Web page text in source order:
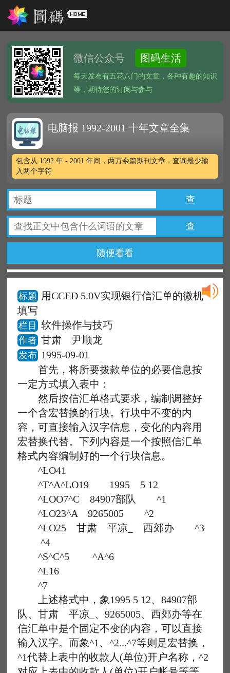
微信公众号 图码生活
每天发布有五花八门的文章，各种有趣的知识
等，期待您的订阅与参与
电脑报 1992-2001 十年文章全集
包含从 1992 年 - 2001 年间，两万余篇期刊文章，查询最少输
入两个字符
查
查
随便看看
标题 用CCED 5.0V实现银行信汇单的微机
填写
栏目 软件操作与技巧
作者 甘肃 尹顺龙
发布 1995-09-01
首先，将所要拨款单位的必要信息按
一定方式填入表中：
然后按信汇单格式要求，编制调整好
一个含宏替换的行块。行块中不变的内
容，可直接输入汉字信息，变化的内容用
宏替换代替。下列内容是一个按照信汇单
格式内容编制好的一个行块信息。
^LO41
^T^A^LO19 1995 5 12
^LOO7^C 84907部队 ^1
^LO23^A 9265005 ^2
^LO25 甘肃 平凉_ 西郊办 ^3
^4
^S^C^5 ^A^6
^L16
^7
上述格式中，象1995 5 12、84907部
队、甘肃 平凉_、9265005、西郊办等在
信汇单中是个固定不变的内容，可以直接
输入汉字。而象^1、^2...^7等则是宏替换，
^1代替上表中的收款人(单位)开户名称，^2